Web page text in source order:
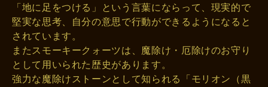
「地に足をつける」という言葉にならって、現実的で
堅実な思考、自分の意思で行動ができるようになると
されています。
またスモーキークォーツは、魔除け・厄除けのお守り
として用いられた歴史があります。
強力な魔除けストーンとして知られる「モリオン（黒